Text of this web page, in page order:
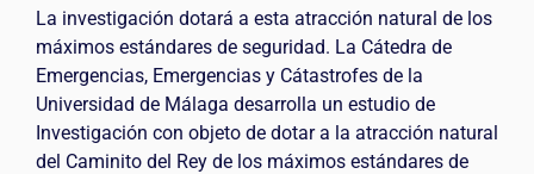
La investigación dotará a esta atracción natural de los
máximos estándares de seguridad. La Cátedra de
Emergencias, Emergencias y Cátastrofes de la
Universidad de Málaga desarrolla un estudio de
Investigación con objeto de dotar a la atracción natural
del Caminito del Rey de los máximos estándares de